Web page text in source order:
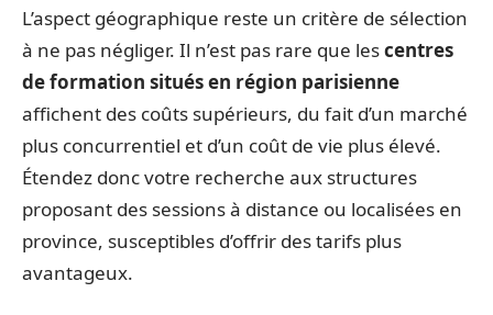
L’aspect géographique reste un critère de sélection
à ne pas négliger. Il n’est pas rare que lescentres
de formation situés en région parisienne
affichent des coûts supérieurs, du fait d’un marché
plus concurrentiel et d’un coût de vie plus élevé.
Étendez donc votre recherche aux structures
proposant des sessions à distance ou localisées en
province, susceptibles d’offrir des tarifs plus
avantageux.